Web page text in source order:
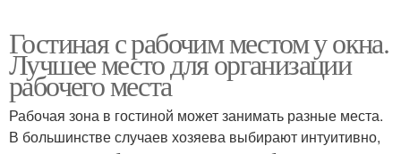
Гостиная с рабочим местом у окна.
Лучшее место для организации
рабочего места
Рабочая зона в гостиной может занимать разные места.
В большинстве случаев хозяева выбирают интуитивно,